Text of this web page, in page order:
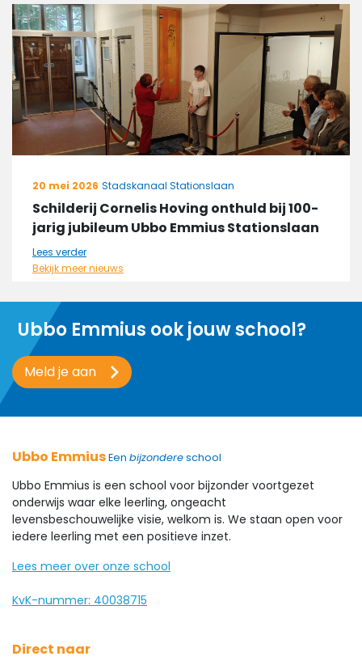
20 mei 2026 Stadskanaal Stationslaan
Schilderij Cornelis Hoving onthuld bij 100-
jarig jubileum Ubbo Emmius Stationslaan
Lees verder
Bekijk meer nieuws
Ubbo Emmius ook jouw school?
Meld je aan
Ubbo EmmiusEen bijzondereschool
Ubbo Emmius is een school voor bijzonder voortgezet
onderwijs waar elke leerling, ongeacht
levensbeschouwelijke visie, welkom is. We staan open voor
iedere leerling met een positieve inzet.
Lees meer over onze school
KvK-nummer: 40038715
Direct naar